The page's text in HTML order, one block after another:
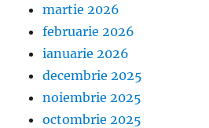
martie 2026
februarie 2026
ianuarie 2026
decembrie 2025
noiembrie 2025
octombrie 2025